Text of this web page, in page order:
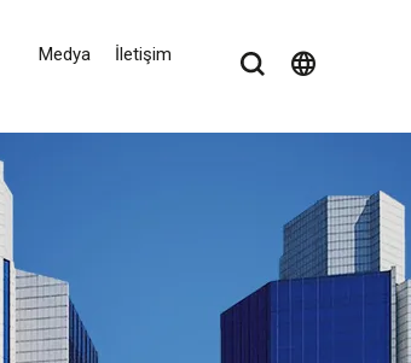
Medya İletişim language